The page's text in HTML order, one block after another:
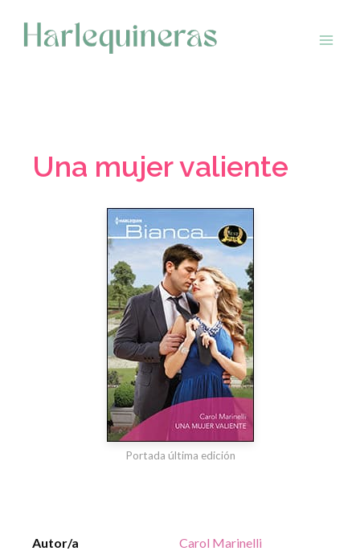
contenido
Una mujer valiente
Autor/a Carol Marinelli
Portada última edición